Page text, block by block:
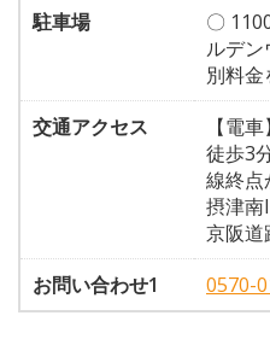
駐車場
〇
ルデ
別料
交通アクセス
【電
徒歩3
線終点
摂津南
京阪道
お問い合わせ1
0570-